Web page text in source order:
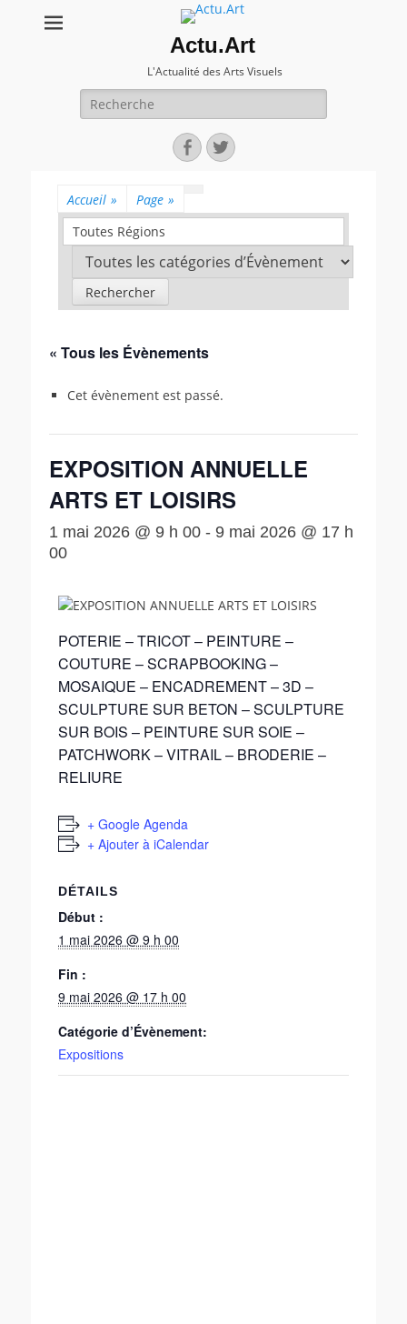
Actu.Art
L'Actualité des Arts Visuels
Recherche
pour:
Facebook
Twitter
Accueil » Page »
Toutes Régions
« Tous les Évènements
Cet évènement est passé.
EXPOSITION ANNUELLE
ARTS ET LOISIRS
1 mai 2026 @ 9 h 00 - 9 mai 2026 @ 17 h
00
POTERIE – TRICOT – PEINTURE –
COUTURE – SCRAPBOOKING –
MOSAIQUE – ENCADREMENT – 3D –
SCULPTURE SUR BETON – SCULPTURE
SUR BOIS – PEINTURE SUR SOIE –
PATCHWORK – VITRAIL – BRODERIE –
RELIURE
+ Google Agenda
+ Ajouter à iCalendar
DÉTAILS
Début :
1 mai 2026 @ 9 h 00
Fin :
9 mai 2026 @ 17 h 00
Catégorie d’Évènement:
Expositions